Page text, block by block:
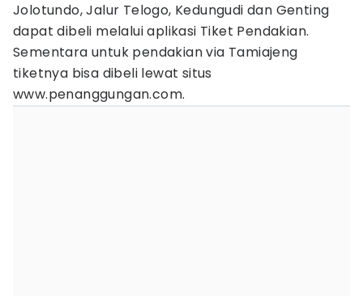
Jolotundo, Jalur Telogo, Kedungudi dan Genting
dapat dibeli melalui aplikasi Tiket Pendakian.
Sementara untuk pendakian via Tamiajeng
tiketnya bisa dibeli lewat situs
www.penanggungan.com.